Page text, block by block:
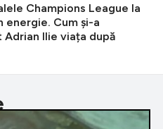
Champions League la
energie. Cum și-a
Ilie viața după